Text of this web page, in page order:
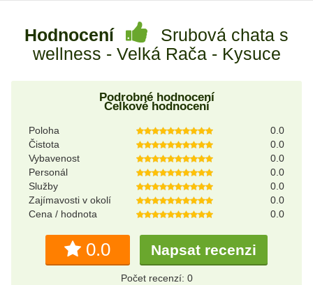
Hodnocení
Srubová chata s
wellness - Velká Rača - Kysuce
Podrobné hodnocení
Celkové hodnocení
Poloha
0.0
Čistota
0.0
Vybavenost
0.0
Personál
0.0
Služby
0.0
Zajímavosti v okolí
0.0
Cena / hodnota
0.0
0.0 Napsat recenzi
Počet recenzí: 0